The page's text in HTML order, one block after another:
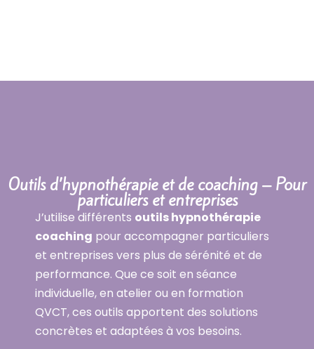
Outils d’hypnothérapie et de coaching – Pour
particuliers et entreprises
J’utilise différents outils hypnothérapie
coaching pour accompagner particuliers
et entreprises vers plus de sérénité et de
performance. Que ce soit en séance
individuelle, en atelier ou en formation
QVCT, ces outils apportent des solutions
concrètes et adaptées à vos besoins.